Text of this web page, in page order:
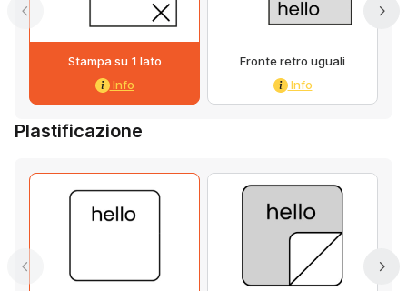
Stampa su 1 lato
Info
Fronte retro uguali
Info
Plastificazione